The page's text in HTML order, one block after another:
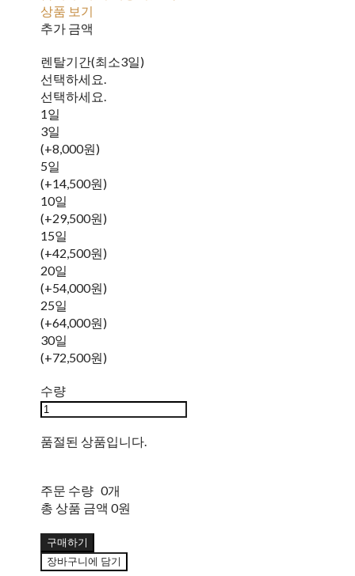
상품 보기
추가 금액
렌탈기간(최소3일)
선택하세요.
선택하세요.
1일
3일
(+8,000원)
5일
(+14,500원)
10일
(+29,500원)
15일
(+42,500원)
20일
(+54,000원)
25일
(+64,000원)
30일
(+72,500원)
수량
품절된 상품입니다.
주문 수량 0개
총 상품 금액 0원
구매하기
장바구니에 담기